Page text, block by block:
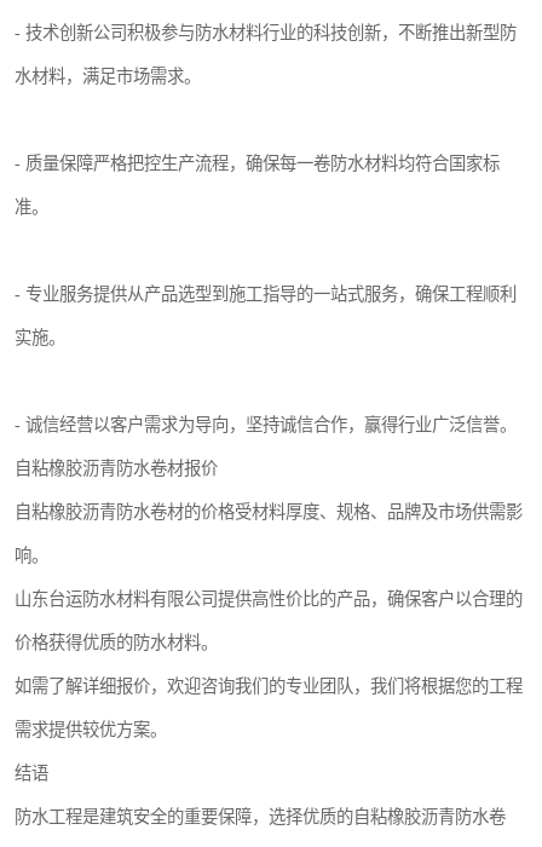
- 技术创新公司积极参与防水材料行业的科技创新，不断推出新型防
水材料，满足市场需求。
- 质量保障严格把控生产流程，确保每一卷防水材料均符合国家标
准。
- 专业服务提供从产品选型到施工指导的一站式服务，确保工程顺利
实施。
- 诚信经营以客户需求为导向，坚持诚信合作，赢得行业广泛信誉。
自粘橡胶沥青防水卷材报价
自粘橡胶沥青防水卷材的价格受材料厚度、规格、品牌及市场供需影
响。
山东台运防水材料有限公司提供高性价比的产品，确保客户以合理的
价格获得优质的防水材料。
如需了解详细报价，欢迎咨询我们的专业团队，我们将根据您的工程
需求提供较优方案。
结语
防水工程是建筑安全的重要保障，选择优质的自粘橡胶沥青防水卷